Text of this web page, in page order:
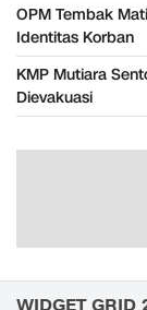
OPM Tembak
Identitas Korban
KMP Mutiara
Dievakuasi